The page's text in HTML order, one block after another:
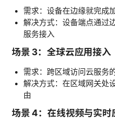
需求：设备在边缘就完成
解决方式：设备端点通过
服务接入
场景 3：全球云应用接入
需求：跨区域访问云服务
解决方式：在区域网关处
由
场景 4：在线视频与实时